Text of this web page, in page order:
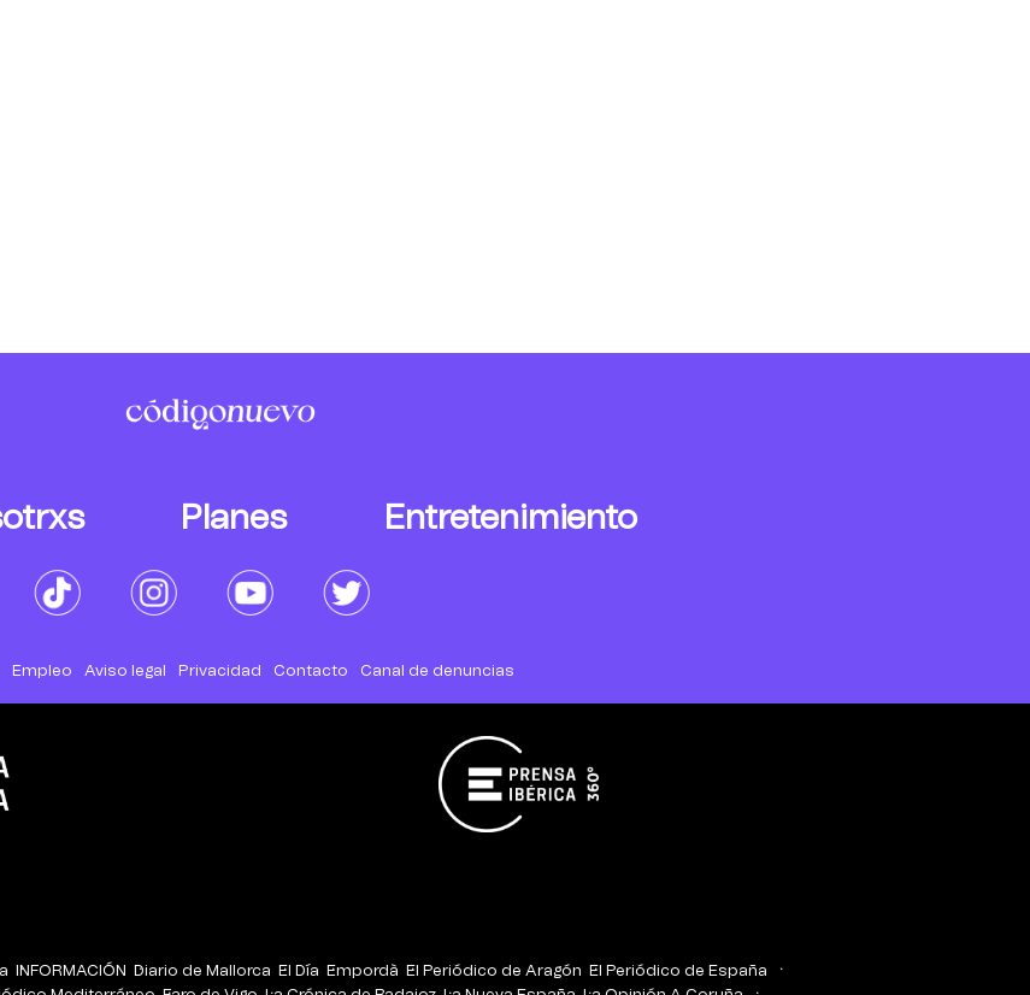
Planes Entretenimiento
Empleo Aviso legal Privacidad Contacto Canal de denuncias
INFORMACIÓN Diario de Mallorca El Día Empordà El Periódico de Aragón
El Periódico de España